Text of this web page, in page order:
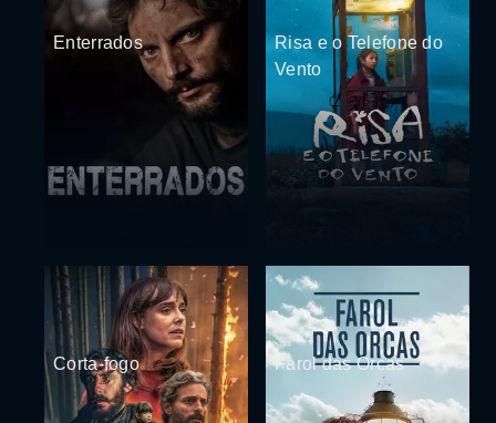
Enterrados
Risa e o Telefone do
Vento
Corta-fogo Farol das Orcas